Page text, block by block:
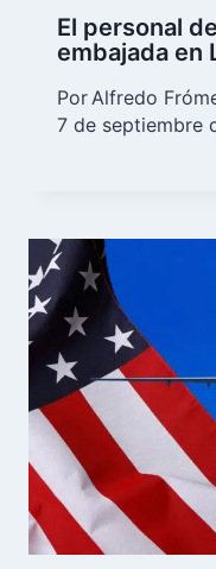
El personal
embajada en
Por Alfredo
7 de septiembre